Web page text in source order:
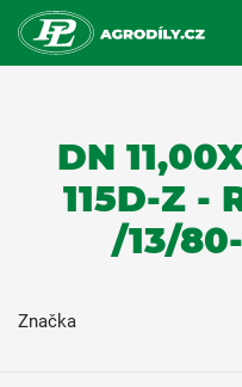
DN
115D-Z -
/13/
Značka